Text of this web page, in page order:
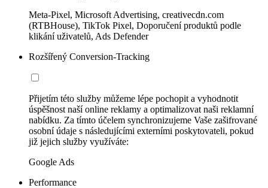
Meta-Pixel, Microsoft Advertising, creativecdn.com
(RTBHouse), TikTok Pixel, Doporučení produktů podle
klikání uživatelů, Ads Defender
Rozšířený Conversion-Tracking
Přijetím této služby můžeme lépe pochopit a vyhodnotit
úspěšnost naší online reklamy a optimalizovat naši reklamní
nabídku. Za tímto účelem synchronizujeme Vaše zašifrované
osobní údaje s následujícími externími poskytovateli, pokud
již jejich služby využíváte:
Google Ads
Performance